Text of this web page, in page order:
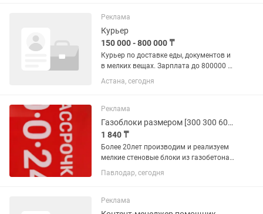
(мастера-универсала) для...
Реклама
Курьер
150 000 - 800 000 ₸
Курьер по доставке еды, документов и
в мелких вещах. Зарплата до 800000 тг
(яндекс еда)
Астана, сегодня
Реклама
Газоблоки размером [300 300 600].Рассрочка через Каспибанк.
1 840 ₸
Более 20лет производим и реализуем
мелкие стеновые блоки из газобетона
плотностью Д600,Д700.Материал
ежегодно сертифицируется.При
Каспибанк.
Павлодар, сегодня
Реклама